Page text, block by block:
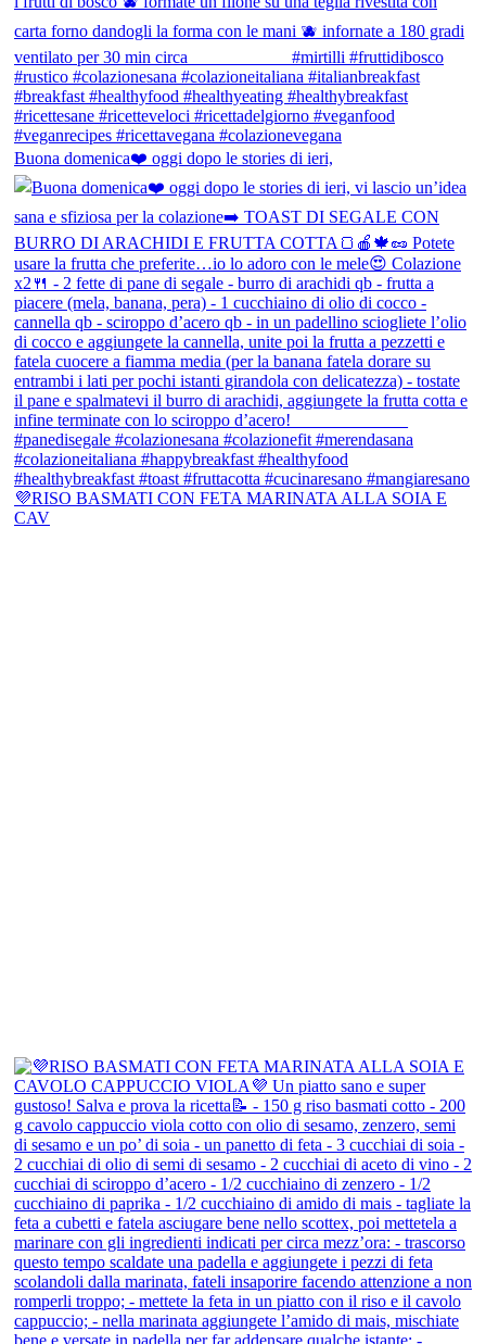
Buona domenica❤️ oggi dopo le stories di ieri,
💜RISO BASMATI CON FETA MARINATA ALLA SOIA E
CAV